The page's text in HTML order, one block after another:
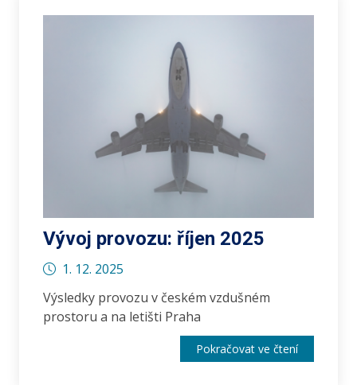
Vývoj provozu: říjen 2025
1. 12. 2025
Výsledky provozu v českém vzdušném
prostoru a na letišti Praha
Pokračovat ve čtení